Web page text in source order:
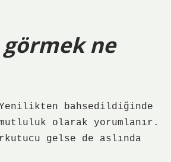
ne
bahsedildiğinde
olarak yorumlanır.
gelse de aslında